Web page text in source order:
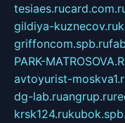
tesiaes.ru
gildiya-kuznecov.ru
griffoncom.spb.ru
PARK-
avtoyurist-
dg-lab.ruangrup.ru
krsk124.ru